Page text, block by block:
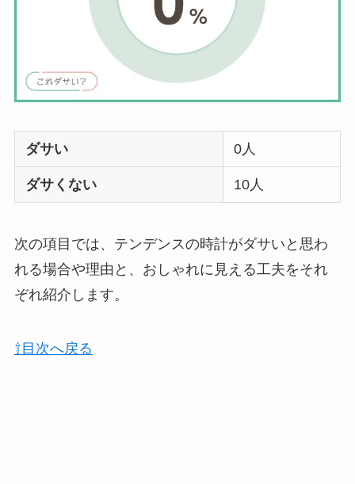
ダサい 0人
ダサくない 10人
次の項目では、テンデンスの時計がダサいと思わ
れる場合や理由と、おしゃれに見える工夫をそれ
ぞれ紹介します。
⇧目次へ戻る